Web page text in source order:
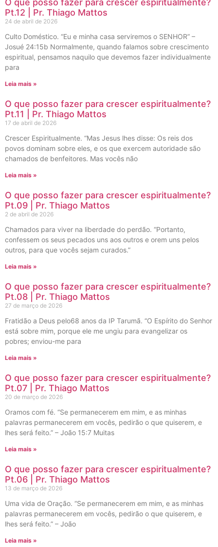
O que posso fazer para crescer espiritualmente?
Pt.12 | Pr. Thiago Mattos
24 de abril de 2026
Culto Doméstico. “Eu e minha casa serviremos o SENHOR” –
Josué 24:15b Normalmente, quando falamos sobre crescimento
espiritual, pensamos naquilo que devemos fazer individualmente
para
Leia mais »
O que posso fazer para crescer espiritualmente?
Pt.11 | Pr. Thiago Mattos
17 de abril de 2026
Crescer Espiritualmente. “Mas Jesus lhes disse: Os reis dos
povos dominam sobre eles, e os que exercem autoridade são
chamados de benfeitores. Mas vocês não
Leia mais »
O que posso fazer para crescer espiritualmente?
Pt.09 | Pr. Thiago Mattos
2 de abril de 2026
Chamados para viver na liberdade do perdão. “Portanto,
confessem os seus pecados uns aos outros e orem uns pelos
outros, para que vocês sejam curados.”
Leia mais »
O que posso fazer para crescer espiritualmente?
Pt.08 | Pr. Thiago Mattos
27 de março de 2026
Fratidão a Deus pelo68 anos da IP Tarumã. “O Espírito do Senhor
está sobre mim, porque ele me ungiu para evangelizar os
pobres; enviou-me para
Leia mais »
O que posso fazer para crescer espiritualmente?
Pt.07 | Pr. Thiago Mattos
20 de março de 2026
Oramos com fé. “Se permanecerem em mim, e as minhas
palavras permanecerem em vocês, pedirão o que quiserem, e
lhes será feito.” – João 15:7 Muitas
Leia mais »
O que posso fazer para crescer espiritualmente?
Pt.06 | Pr. Thiago Mattos
13 de março de 2026
Uma vida de Oração. “Se permanecerem em mim, e as minhas
palavras permanecerem em vocês, pedirão o que quiserem, e
lhes será feito.” – João
Leia mais »